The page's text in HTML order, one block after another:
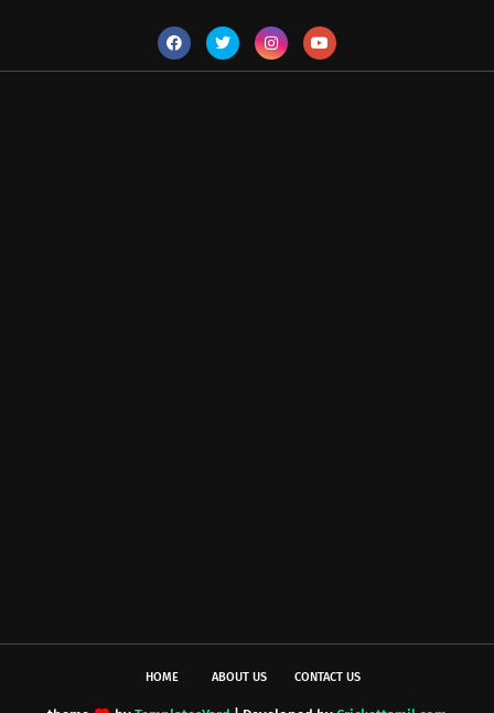
HOME ABOUT US CONTACT US